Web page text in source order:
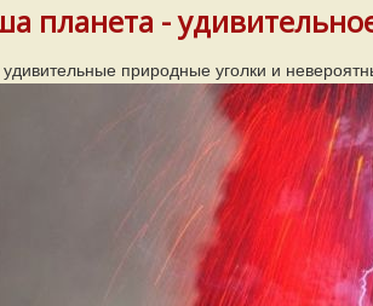
планета -
удивительные природные уголки и